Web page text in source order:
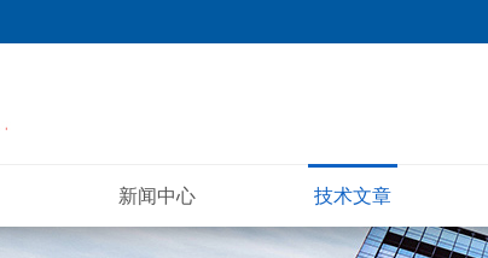
新闻中心 技术文章